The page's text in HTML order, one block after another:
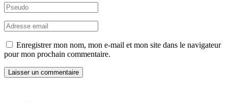
Enregistrer mon nom, mon e-mail et mon site dans le navigateur
pour mon prochain commentaire.